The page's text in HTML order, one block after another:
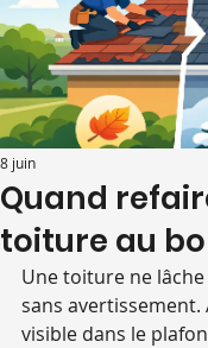
Quand
toiture au
8 juin
Une toiture ne
sans avertissement.
visible dans le